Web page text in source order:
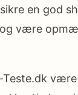
en god
være
Teste.dk